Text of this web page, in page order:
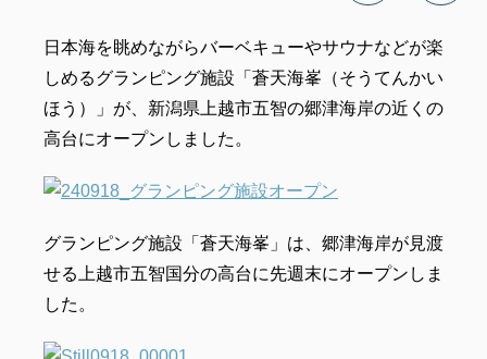
日本海を眺めながらバーベキューやサウナなどが楽
しめるグランピング施設「蒼天海峯（そうてんかい
ほう）」が、新潟県上越市五智の郷津海岸の近くの
高台にオープンしました。
グランピング施設「蒼天海峯」は、郷津海岸が見渡
せる上越市五智国分の高台に先週末にオープンしま
した。